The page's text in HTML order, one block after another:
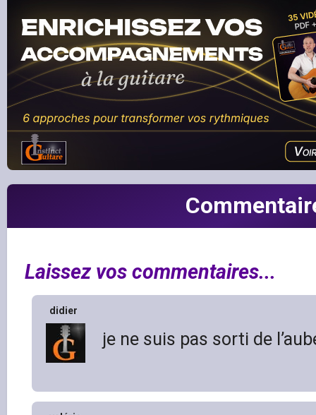
Laissez vos commentaires...
didier
je ne suis pas sorti de